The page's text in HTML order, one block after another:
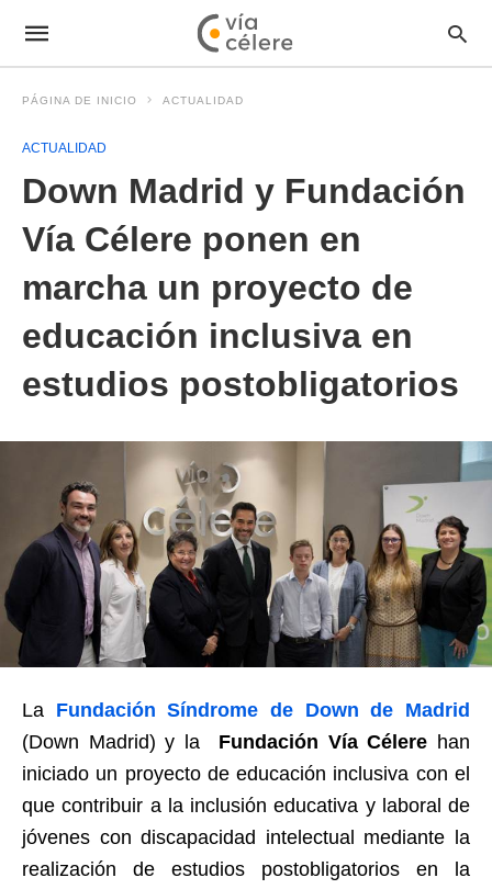
PÁGINA DE INICIO ACTUALIDAD
ACTUALIDAD
Down Madrid y Fundación
Vía Célere ponen en
marcha un proyecto de
educación inclusiva en
estudios postobligatorios
La Fundación Síndrome de Down de Madrid
(Down Madrid) y la
Fundación Vía Célere han
iniciado un proyecto de educación inclusiva con el
que contribuir a la inclusión educativa y laboral de
jóvenes con discapacidad intelectual mediante la
realización de estudios postobligatorios en la